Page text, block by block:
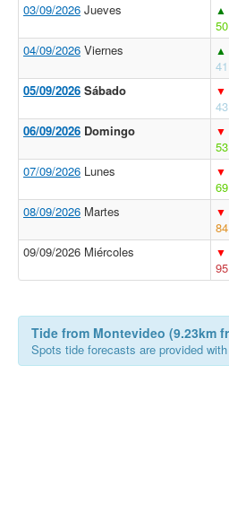
03/09/2026 Jueves ▲
50
04/09/2026 Viernes ▲
41
05/09/2026 Sábado ▼
43
06/09/2026 Domingo ▼
53
07/09/2026 Lunes ▼
69
08/09/2026 Martes ▼
84
09/09/2026 Miércoles
▼
95
Tide from Montevideo (9.23km
Spots tide forecasts are provided